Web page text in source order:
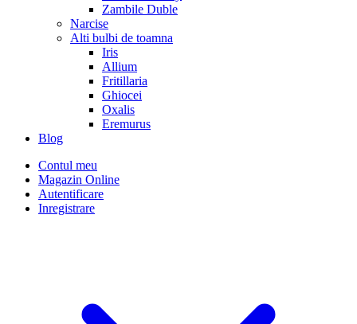
Zambile Duble
Narcise
Alti bulbi de toamna
Iris
Allium
Fritillaria
Ghiocei
Oxalis
Eremurus
Blog
Contul meu
Magazin Online
Autentificare
Inregistrare